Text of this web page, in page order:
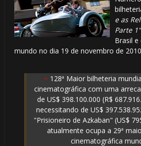
e as
Parte 1"
Brasil
mundo no dia 19 de novembro de
~ 128ª Maior bilheteria
cinematográfica com uma
de US$ 398.100.000 (R$
necessitando de US$
"Prisioneiro de Azkaban" (US$
atualmente ocupa a 29ª
cinematográfica